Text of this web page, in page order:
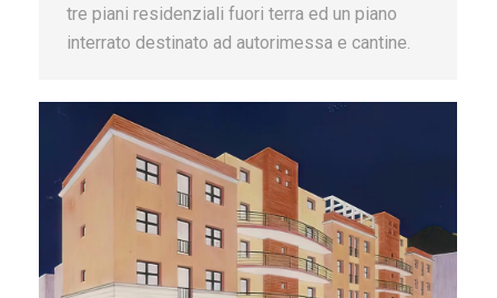
tre piani residenziali fuori terra ed un piano
interrato destinato ad autorimessa e cantine.